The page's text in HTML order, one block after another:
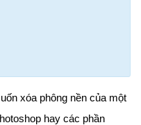
xóa phông nền của một
hay các phần